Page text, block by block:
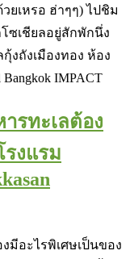
ยเหรอ ฮ่าๆๆ) ไปชิม
ซเชียลอยู่สักพักนึ่ง
งถังเมืองทอง ห้อง
IMPACT
รทะเลต้อง
รงแรม
มีอะไรพิเศษเป็นของ